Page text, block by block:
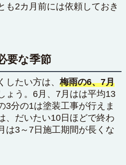
も2カ月前には依頼しておき
要な季節
したい方は、梅雨の6、7月
ょう。6月、7月はは平均13
3分の1は塗装工事が行えま
、だいたい10日ほどで終わ
は3～7日施工期間が長くな